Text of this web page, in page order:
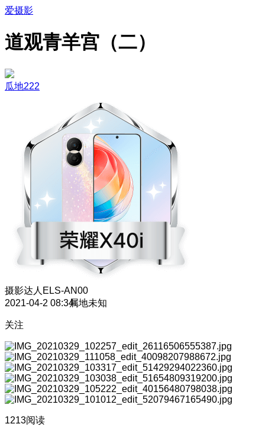
爱摄影
道观青羊宫（二）
瓜地222
摄影达人 ELS-AN00
2021-04-2 08:34属地未知
关注
1213阅读